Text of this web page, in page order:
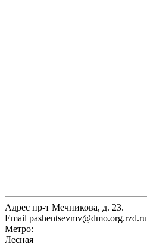
Адрес пр-т Мечникова, д. 23.
Email pashentsevmv@dmo.org.rzd.ru
Метро:
Лесная